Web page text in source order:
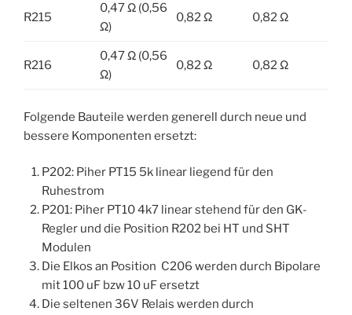
R215
0,47 Ω (0,56
Ω)
0,82 Ω 0,82 Ω
R216
0,47 Ω (0,56
Ω)
0,82 Ω 0,82 Ω
Folgende Bauteile werden generell durch neue und
bessere Komponenten ersetzt:
P202: Piher PT15 5k linear liegend für den
Ruhestrom
P201: Piher PT10 4k7 linear stehend für den GK-
Regler und die Position R202 bei HT und SHT
Modulen
Die Elkos an Position C206 werden durch Bipolare
mit 100 uF bzw 10 uF ersetzt
Die seltenen 36V Relais werden durch